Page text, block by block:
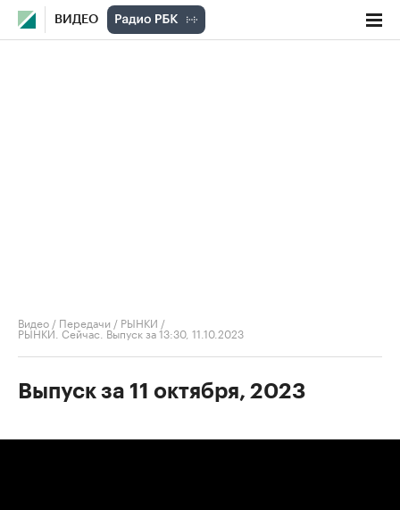
ВИДЕО
Видео / Передачи / РЫНКИ /
РЫНКИ. Сейчас. Выпуск за 13:30, 11.10.2023
Выпуск за 11 октября, 2023